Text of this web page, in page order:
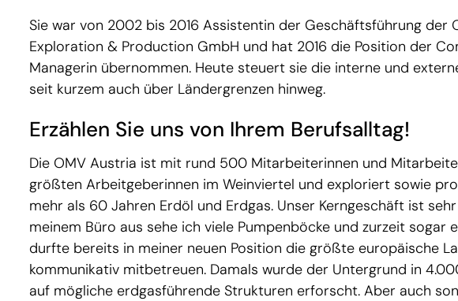
Sie war von 2002 bis 2016 Assistentin der Geschäftsführung der
Exploration & Production GmbH und hat 2016 die Position der
Managerin übernommen. Heute steuert sie die interne und
seit kurzem auch über Ländergrenzen hinweg.
Erzählen Sie uns von Ihrem Berufsalltag!
Die OMV Austria ist mit rund 500 Mitarbeiterinnen und
größten Arbeitgeberinnen im Weinviertel und exploriert sowie
mehr als 60 Jahren Erdöl und Erdgas. Unser Kerngeschäft ist
meinem Büro aus sehe ich viele Pumpenböcke und zurzeit sogar
durfte bereits in meiner neuen Position die größte europäische
kommunikativ mitbetreuen. Damals wurde der Untergrund in
auf mögliche erdgasführende Strukturen erforscht. Aber auch